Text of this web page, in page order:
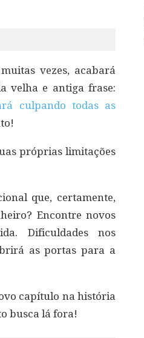
vezes, acabará
velha e antiga frase:
culpando todas as
próprias limitações
que, certamente,
Encontre novos
Dificuldades nos
as portas para a
capítulo na história
busca lá fora!